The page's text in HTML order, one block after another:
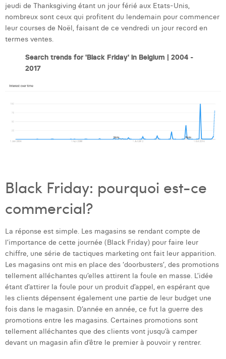
Pieter Maesmans
Sebastiaan Reeskamp
Sven Bosschem
William Rezette
jeudi de Thanksgiving étant un jour férié aux Etats-Unis,
nombreux sont ceux qui profitent du lendemain pour commencer
leur courses de Noël, faisant de ce vendredi un jour record en
termes ventes.
Search trends for 'Black Friday' in Belgium | 2004 -
2017
Black Friday: pourquoi est-ce
commercial?
La réponse est simple. Les magasins se rendant compte de
l’importance de cette journée (Black Friday) pour faire leur
chiffre, une série de tactiques marketing ont fait leur apparition.
Les magasins ont mis en place des ‘doorbusters’, des promotions
tellement alléchantes qu’elles attirent la foule en masse. L’idée
étant d’attirer la foule pour un produit d’appel, en espérant que
les clients dépensent également une partie de leur budget une
fois dans le magasin. D’année en année, ce fut la guerre des
promotions entre les magasins. Certaines promotions sont
tellement alléchantes que des clients vont jusqu’à camper
devant un magasin afin d’être le premier à pouvoir y rentrer.